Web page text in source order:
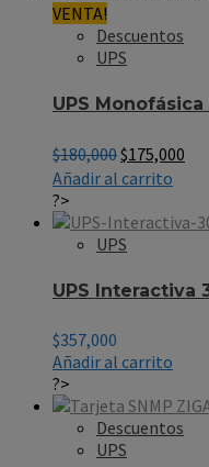
VENTA!
Descuentos
UPS
UPS
$180,000El
precio
era:
$180,000.
$175,000
es:
Añadir al carrito
?>
UPS
UPS Interactiva
$357,000
Añadir al carrito
?>
Descuentos
UPS